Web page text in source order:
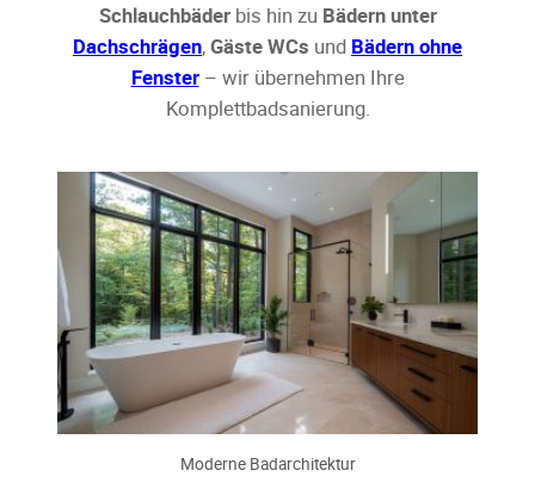
Schlauchbäderbis hin zu Bädern unter
Dachschrägen,Gäste WCs und Bädern ohne
Fenster– wir übernehmen Ihre
Komplettbadsanierung.
Moderne Badarchitektur